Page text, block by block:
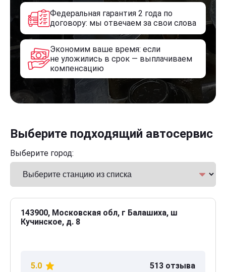
Федеральная гарантия 2 года по
договору: мы отвечаем за свои слова
Экономим ваше время: если
не уложились в срок — выплачиваем
компенсацию
Выберите подходящий автосервис
Выберите город:
143900, Московская обл, г Балашиха, ш
Кучинское, д. 8
5.0 513 отзыва